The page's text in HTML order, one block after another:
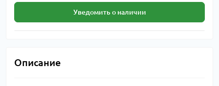
Уведомить о наличии
Описание